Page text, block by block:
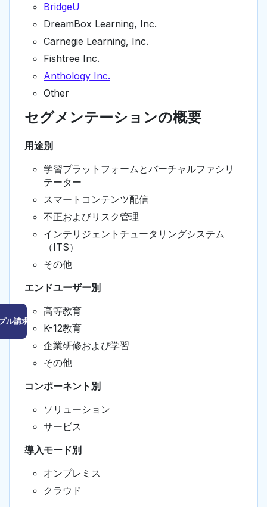
ル請求はこちら
BridgeU
DreamBox Learning, Inc.
Carnegie Learning, Inc.
Fishtree Inc.
Anthology Inc.
Other
セグメンテーションの概要
用途別
学習プラットフォームとバーチャルファシリ
テーター
スマートコンテンツ配信
不正およびリスク管理
インテリジェントチュータリングシステム
（ITS）
その他
エンドユーザー別
高等教育
K-12教育
企業研修および学習
その他
コンポーネント別
ソリューション
サービス
導入モード別
オンプレミス
クラウド